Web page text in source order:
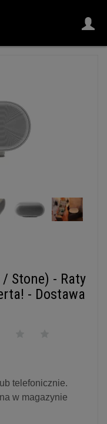
/ Stone) - Raty
- Dostawa
telefonicznie.
w magazynie